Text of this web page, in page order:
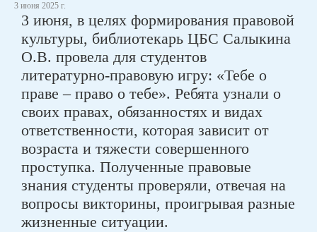
3 июня 2025 г.
3 июня, в целях формирования правовой
культуры, библиотекарь ЦБС Салыкина
О.В. провела для студентов
литературно-правовую игру: «Тебе о
праве – право о тебе». Ребята узнали о
своих правах, обязанностях и видах
ответственности, которая зависит от
возраста и тяжести совершенного
проступка. Полученные правовые
знания студенты проверяли, отвечая на
вопросы викторины, проигрывая разные
жизненные ситуации.